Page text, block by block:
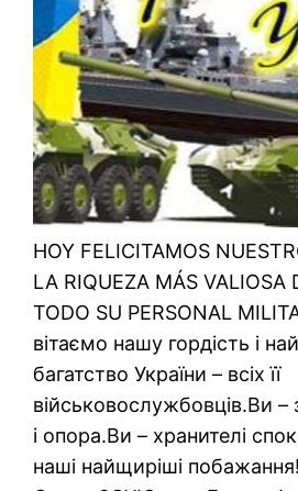
HOY FELICITAMOS
LA RIQUEZA MÁS VALIOSA
TODO SU PERSONAL
вітаємо нашу гордість і
багатство України – всіх її
військовослужбовців.Ви –
і опора.Ви – хранителі
наші найщиріші